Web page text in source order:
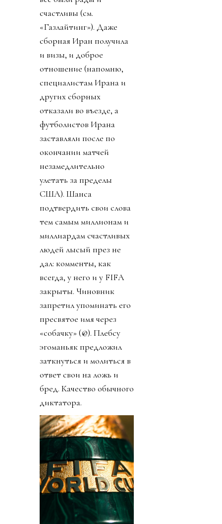
счастливы (см.
«Газлайтинг»). Даже
сборная Иран получила
и визы, и доброе
отношение (напомню,
специалистам Ирана и
других сборных
отказали во въезде, а
футболистов Ирана
заставляли после по
окончании матчей
незамедлительно
улетать за пределы
США). Шанса
подтвердить свои слова
тем самым миллионам и
миллиардам счастливых
людей лысый през не
дал: комменты, как
всегда, у него и у FIFA
закрыты. Чиновник
запретил упоминать его
пресвятое имя через
«собачку» (@). Плебсу
эгоманьяк предложил
заткнуться и молиться в
ответ свои на ложь и
бред. Качество обычного
диктатора.